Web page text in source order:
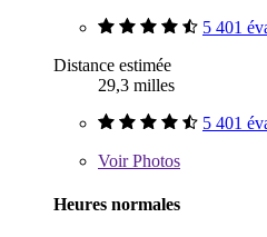
5 401
Distance estimée
29,3 milles
5 401
VoirPhotos
Heures normales